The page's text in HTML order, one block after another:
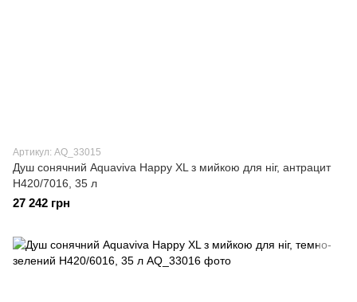
Артикул: AQ_33015
Душ сонячний Aquaviva Happy XL з мийкою для ніг, антрацит
H420/7016, 35 л
27 242 грн